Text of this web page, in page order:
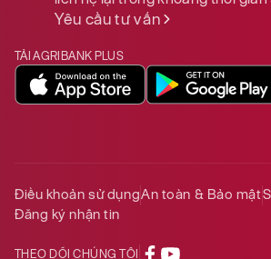
Yêu cầu tư vấn
TẢI AGRIBANK PLUS
Điều khoản sử dụngAn toàn & Bảo mật
Đăng ký nhận tin
THEO DÕI CHÚNG TÔI